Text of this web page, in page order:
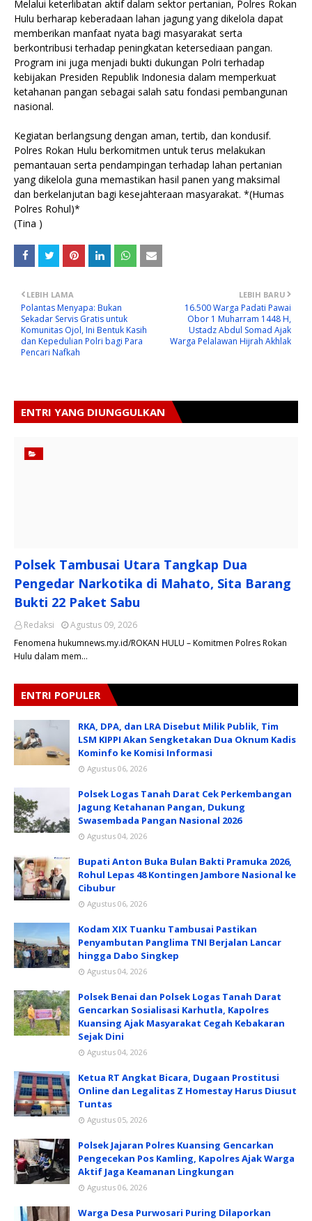
Melalui keterlibatan aktif dalam sektor pertanian, Polres Rokan
Hulu berharap keberadaan lahan jagung yang dikelola dapat
memberikan manfaat nyata bagi masyarakat serta
berkontribusi terhadap peningkatan ketersediaan pangan.
Program ini juga menjadi bukti dukungan Polri terhadap
kebijakan Presiden Republik Indonesia dalam memperkuat
ketahanan pangan sebagai salah satu fondasi pembangunan
nasional.
Kegiatan berlangsung dengan aman, tertib, dan kondusif.
Polres Rokan Hulu berkomitmen untuk terus melakukan
pemantauan serta pendampingan terhadap lahan pertanian
yang dikelola guna memastikan hasil panen yang maksimal
dan berkelanjutan bagi kesejahteraan masyarakat. *(Humas
Polres Rohul)*
(Tina )
LEBIH BARU
16.500 Warga Padati Pawai
Obor 1 Muharram 1448 H,
Ustadz Abdul Somad Ajak
Warga Pelalawan Hijrah Akhlak
LEBIH LAMA
Polantas Menyapa: Bukan
Sekadar Servis Gratis untuk
Komunitas Ojol, Ini Bentuk Kasih
dan Kepedulian Polri bagi Para
Pencari Nafkah
ENTRI YANG DIUNGGULKAN
Polsek Tambusai Utara Tangkap Dua
Pengedar Narkotika di Mahato, Sita Barang
Bukti 22 Paket Sabu
Redaksi
Agustus 09, 2026
Fenomena hukumnews.my.id/ROKAN HULU – Komitmen Polres Rokan
Hulu dalam mem…
ENTRI POPULER
RKA, DPA, dan LRA Disebut Milik Publik, Tim
LSM KIPPI Akan Sengketakan Dua Oknum Kadis
Kominfo ke Komisi Informasi
Agustus 06, 2026
Polsek Logas Tanah Darat Cek Perkembangan
Jagung Ketahanan Pangan, Dukung
Swasembada Pangan Nasional 2026
Agustus 04, 2026
Bupati Anton Buka Bulan Bakti Pramuka 2026,
Rohul Lepas 48 Kontingen Jambore Nasional ke
Cibubur
Agustus 06, 2026
Kodam XIX Tuanku Tambusai Pastikan
Penyambutan Panglima TNI Berjalan Lancar
hingga Dabo Singkep
Agustus 04, 2026
Polsek Benai dan Polsek Logas Tanah Darat
Gencarkan Sosialisasi Karhutla, Kapolres
Kuansing Ajak Masyarakat Cegah Kebakaran
Sejak Dini
Agustus 04, 2026
Ketua RT Angkat Bicara, Dugaan Prostitusi
Online dan Legalitas Z Homestay Harus Diusut
Tuntas
Agustus 05, 2026
Polsek Jajaran Polres Kuansing Gencarkan
Pengecekan Pos Kamling, Kapolres Ajak Warga
Aktif Jaga Keamanan Lingkungan
Agustus 06, 2026
Warga Desa Purwosari Puring Dilaporkan